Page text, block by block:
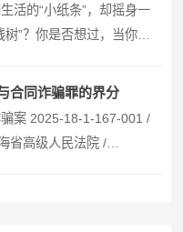
活的“小纸条”，却摇身一
”？你是否想过，当你满
合同诈骗罪的界分
案 2025-18-1-167-001 /
省高级人民法院 /